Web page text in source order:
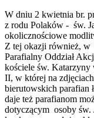
W dniu 2 kwietnia br.
z rodu Polaków - św.
okolicznościowe
Z tej okazji również, w
Parafialny Oddział
kościele św. Katarzyny
II, w której na
bierutowskich parafian
daje też parafianom
dotyczącym osoby św.